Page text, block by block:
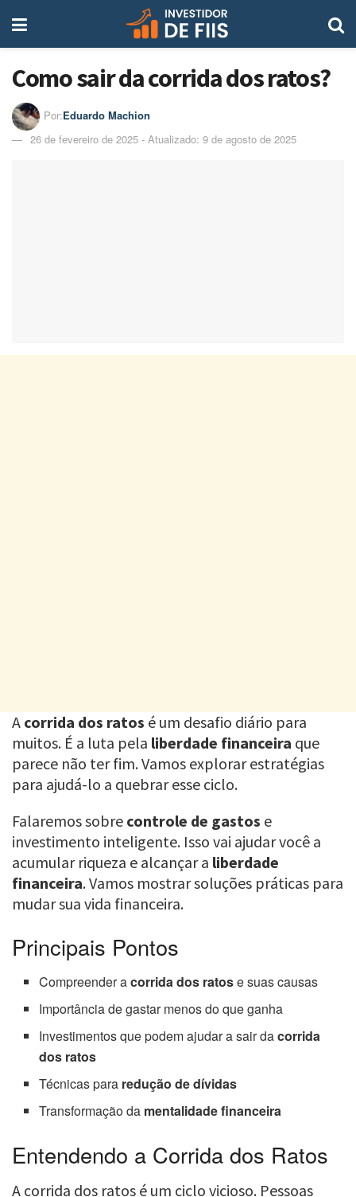
Como sair da corrida dos ratos?
Por:Eduardo Machion
26 de fevereiro de 2025 - Atualizado: 9 de agosto de 2025
A corrida dos ratos é um desafio diário para
muitos. É a luta pela liberdade financeira que
parece não ter fim. Vamos explorar estratégias
para ajudá-lo a quebrar esse ciclo.
Falaremos sobre controle de gastos e
investimento inteligente. Isso vai ajudar você a
acumular riqueza e alcançar a liberdade
financeira. Vamos mostrar soluções práticas para
mudar sua vida financeira.
Principais Pontos
Compreender acorrida dos ratose suas causas
Importância de gastar menos do que ganha
Investimentos que podem ajudar a sair dacorrida
dos ratos
Técnicas para redução de dívidas
Transformação da mentalidade financeira
Entendendo a Corrida dos Ratos
A corrida dos ratos é um ciclo vicioso. Pessoas